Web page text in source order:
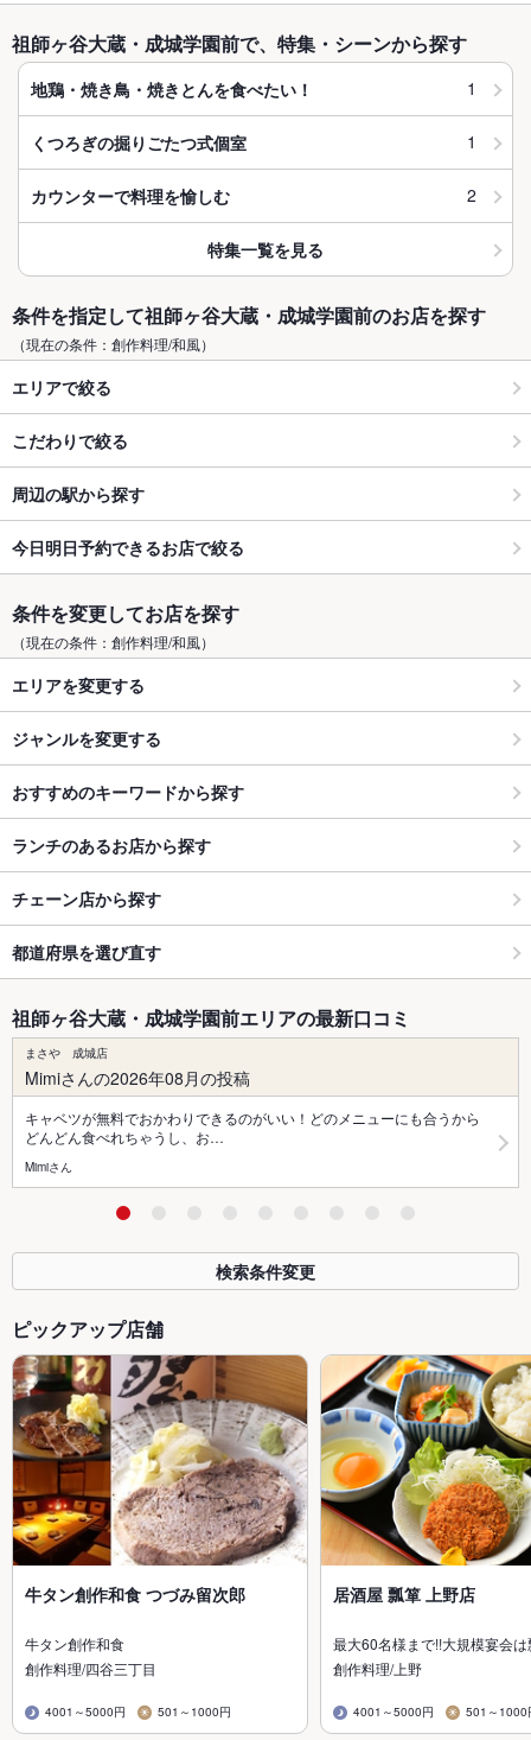
祖師ヶ谷大蔵・成城学園前で、特集・シーンから探す
地鶏・焼き鳥・焼きとんを食べたい！ 1
くつろぎの掘りごたつ式個室 1
カウンターで料理を愉しむ 2
特集一覧を見る
条件を指定して祖師ヶ谷大蔵・成城学園前のお店を探す
（現在の条件：創作料理/和風）
エリアで絞る
こだわりで絞る
周辺の駅から探す
今日明日予約できるお店で絞る
条件を変更してお店を探す
（現在の条件：創作料理/和風）
エリアを変更する
ジャンルを変更する
おすすめのキーワードから探す
ランチのあるお店から探す
チェーン店から探す
都道府県を選び直す
祖師ヶ谷大蔵・成城学園前エリアの最新口コミ
まさや 成城店
Mimiさんの2026年08月の投稿
キャベツが無料でおかわりできるのがいい！どのメニューにも合うから
どんどん食べれちゃうし、お…
Mimiさん
検索条件変更
ピックアップ店舗
牛タン創作和食 つづみ留次郎
牛タン創作和食
創作料理/四谷三丁目
4001～5000円 501～1000円
居酒屋 瓢箪 上野店
最大60名様まで!!大規模宴会
創作料理/上野
4001～5000円 501～1000